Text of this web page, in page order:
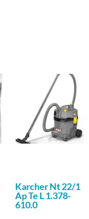
Karcher Nt 22/1
Ap Te L 1.378-
610.0